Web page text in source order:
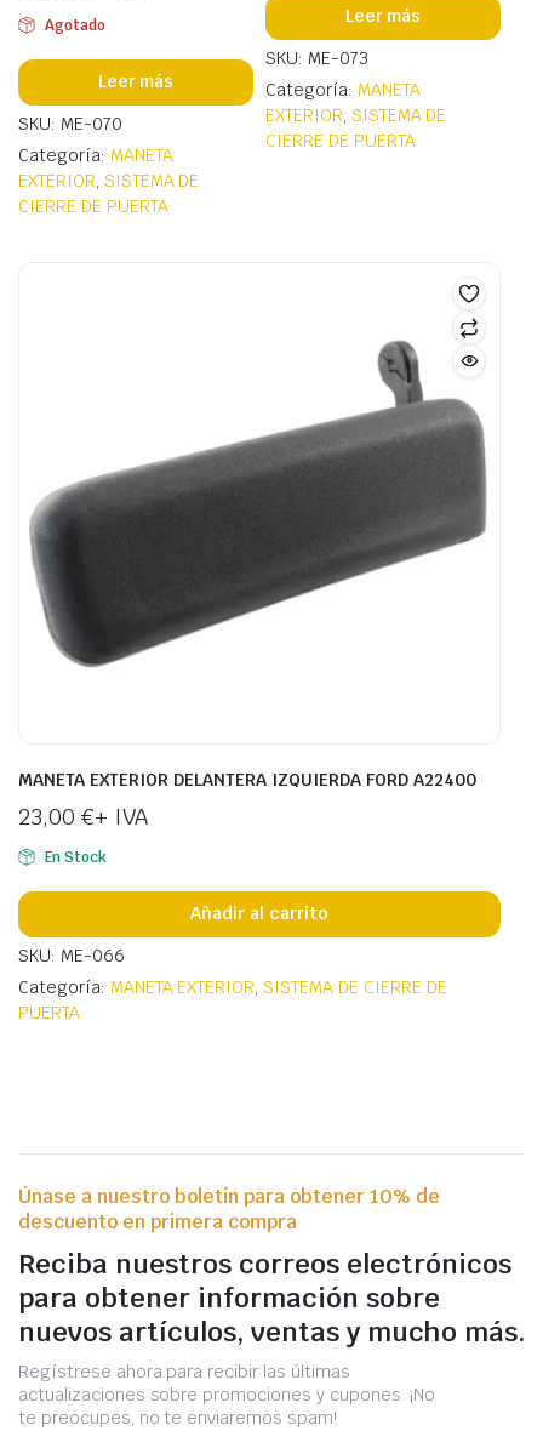
Agotado
Leer más
SKU: ME-070
Categoría: MANETA
EXTERIOR, SISTEMA DE
CIERRE DE PUERTA
Leer más
SKU: ME-073
Categoría: MANETA
EXTERIOR, SISTEMA DE
CIERRE DE PUERTA
MANETA EXTERIOR DELANTERA IZQUIERDA FORD A22400
23,00 €+ IVA
En Stock
Añadir al carrito
SKU: ME-066
Categoría: MANETA EXTERIOR,SISTEMA DE CIERRE DE
PUERTA
Únase a nuestro boletín para obtener 10% de
descuento en primera compra
Reciba nuestros correos electrónicos
para obtener información sobre
nuevos artículos, ventas y mucho más.
Regístrese ahora para recibir las últimas
actualizaciones sobre promociones y cupones. ¡No
te preocupes, no te enviaremos spam!